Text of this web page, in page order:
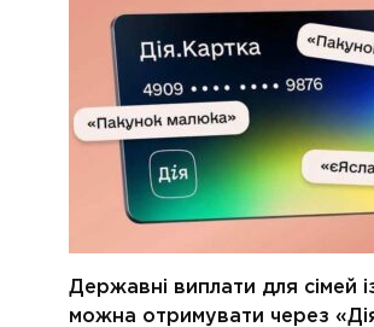
Державні виплати для сімей
можна отримувати через